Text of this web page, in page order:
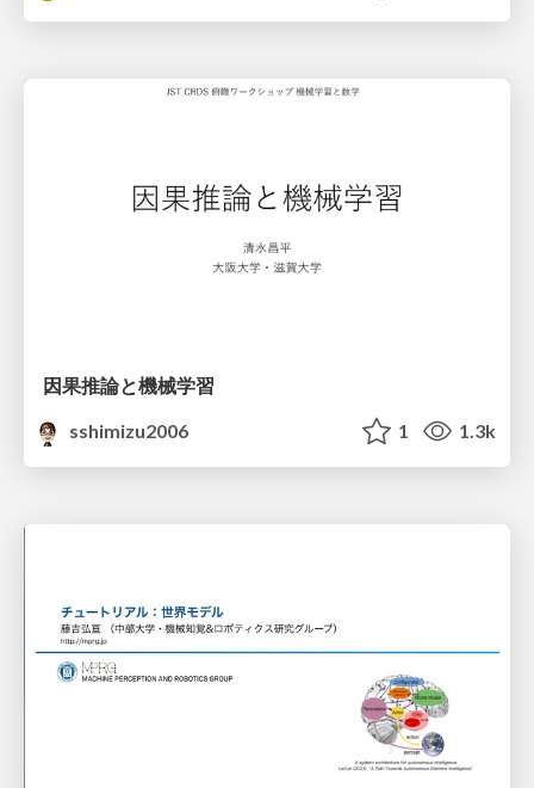
因果推論と機械学習
sshimizu2006
1 1.3k